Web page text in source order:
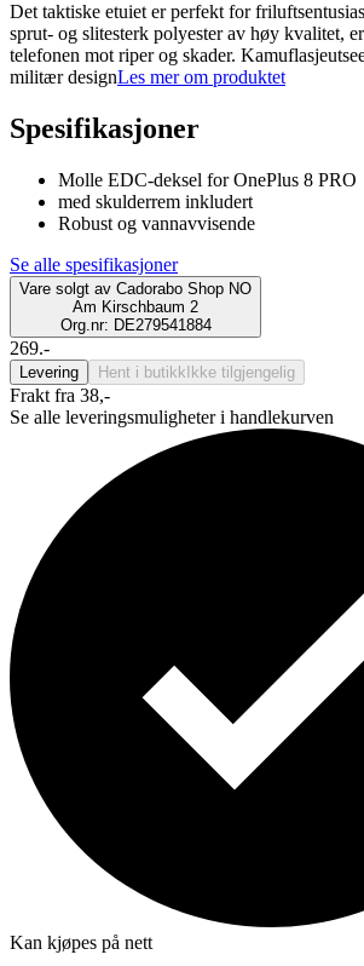
Det taktiske etuiet er perfekt for
sprut- og slitesterk polyester av høy kvalitet,
telefonen mot riper og skader.
militær designLes mer om produktet
Spesifikasjoner
Molle EDC-deksel for OnePlus 8 PRO
med skulderrem inkludert
Robust og vannavvisende
Se alle spesifikasjoner
Vare solgt av Cadorabo Shop NO
Am Kirschbaum 2
Org.nr: DE279541884
269.-
Levering Hent i butikk Ikke tilgjengelig
Frakt fra 38,-
Se alle leveringsmuligheter i handlekurven
Kan kjøpes på nett